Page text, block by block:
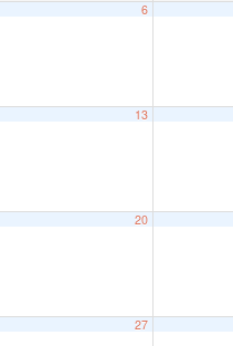
6
13
20
27